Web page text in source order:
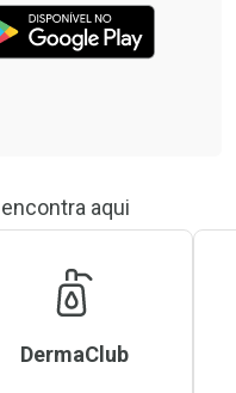
aqui
DermaClub